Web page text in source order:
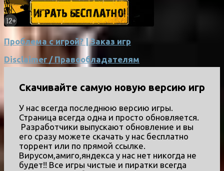
Проблема с игрой? | Заказ игр
Disclaimer / Правообладателям
Скачивайте самую новую версию игр
У нас всегда последнюю версию игры.
Страница всегда одна и просто обновляется.
Разработчики выпускают обновление и вы
его сразу можете скачать у нас бесплатно
торрент или по прямой ссылке.
Вирусом,амиго,яндекса у нас нет никогда не
будет!! Все игры чистые и пиратки всегда